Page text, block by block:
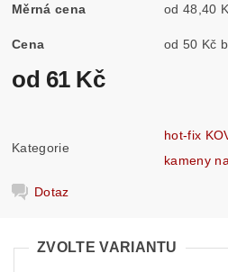
Měrná cena od 48,40
Cena
od 61 Kč
Kategorie
hot-fix
kameny
Dotaz
ZVOLTE VARIANTU